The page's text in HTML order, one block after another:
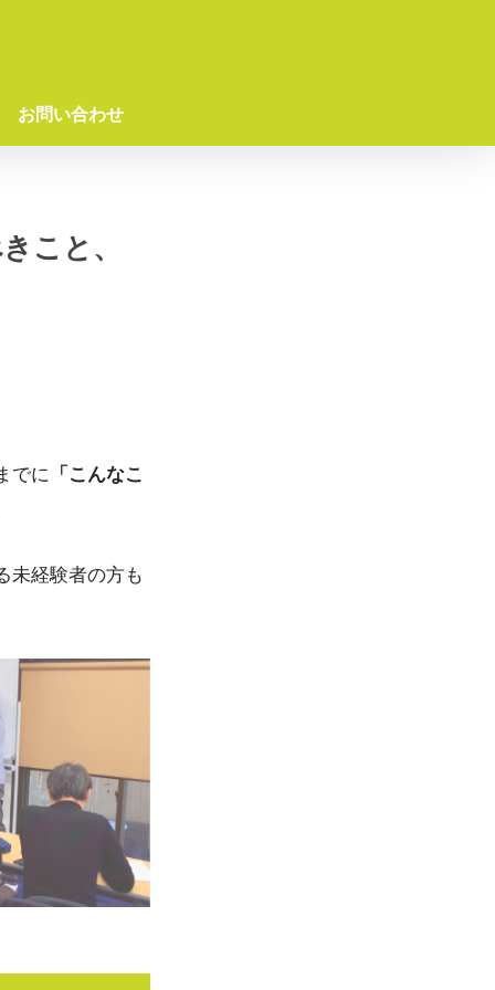
お問い合わせ
こと、
でに
「こんなこ
未経験者の方も